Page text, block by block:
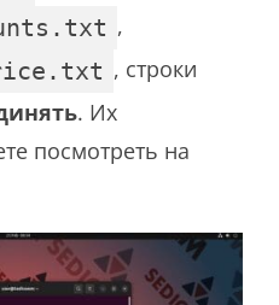
,
, строки
. Их
посмотреть на